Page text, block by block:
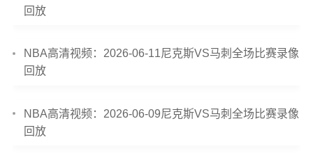
回放
NBA高清视频：2026-06-11尼克斯VS马刺全场比赛录像
回放
NBA高清视频：2026-06-09尼克斯VS马刺全场比赛录像
回放